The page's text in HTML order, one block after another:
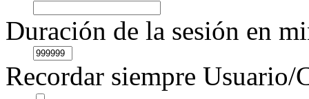
Duración de la sesión en
Recordar siempre Usuario/